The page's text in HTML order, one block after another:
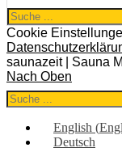
Search
for:
Cookie
saunazeit | Sauna
Nach Oben
Search
for:
English (
Deutsch